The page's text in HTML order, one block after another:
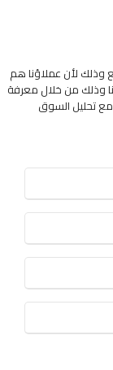
وذلك لأن عملاؤنا هم
وذلك من خلال معرفة
مع تحليل السوق